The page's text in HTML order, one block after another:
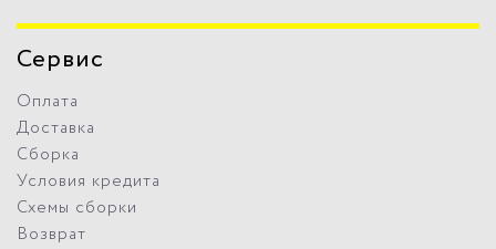
Сервис
Оплата
Доставка
Сборка
Условия кредита
Схемы сборки
Возврат